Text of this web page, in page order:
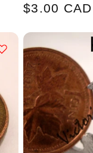
Normaler
$3.00 CAD